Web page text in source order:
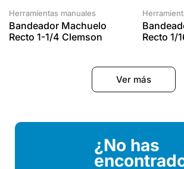
Herramientas manuales
Bandeador Machuelo
Recto 1-1/4 Clemson
Recto 1/
Ver más
¿No has